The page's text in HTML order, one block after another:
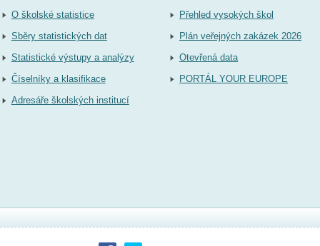
O školské statistice
Sběry statistických dat
Statistické výstupy a analýzy
Číselníky a klasifikace
Adresáře školských institucí
Přehled vysokých škol
Plán veřejných zakázek 2026
Otevřená data
PORTÁL YOUR EUROPE